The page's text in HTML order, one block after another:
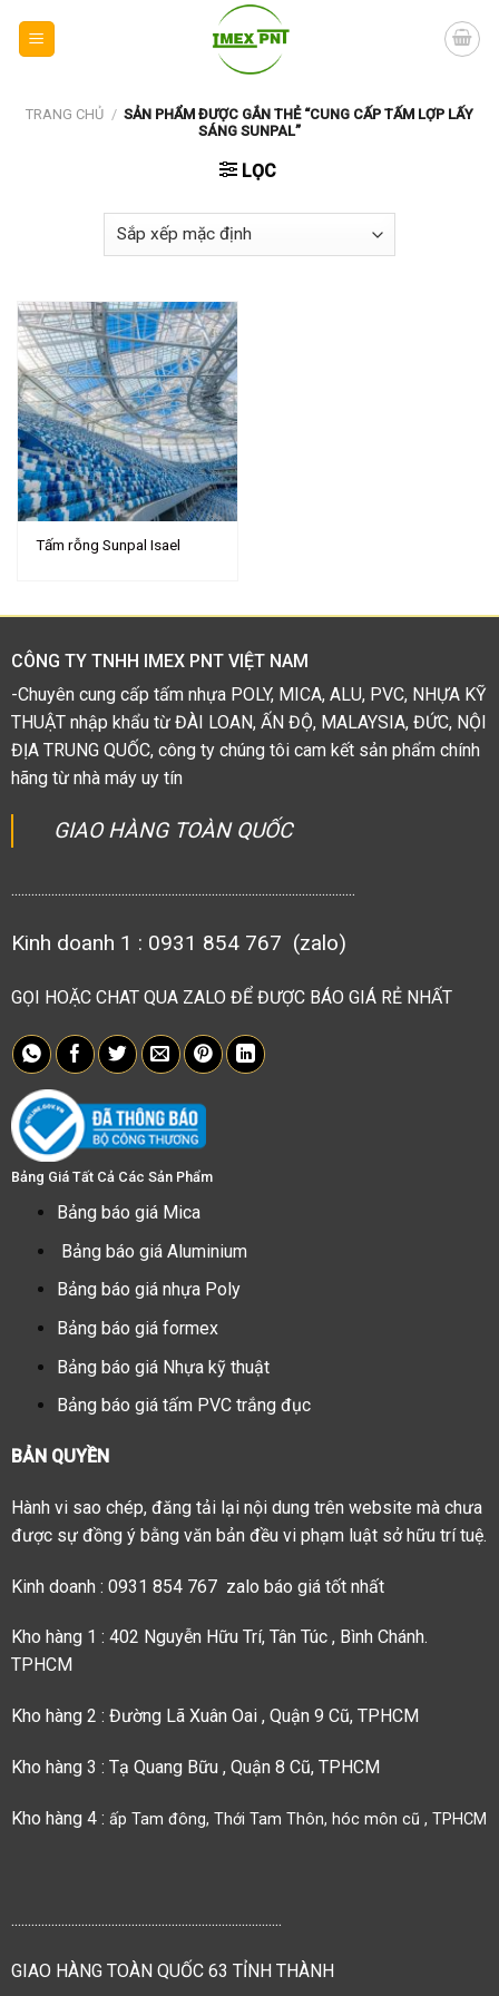
TRANG CHỦ / SẢN PHẨM ĐƯỢC GẮN THẺ “CUNG CẤP TẤM LỢP LẤY
SÁNG SUNPAL”
LỌC
Tấm rỗng Sunpal Isael
CÔNG TY TNHH IMEX PNT VIỆT NAM
-Chuyên cung cấp tấm nhựa POLY, MICA, ALU, PVC, NHỰA KỸ
THUẬT nhập khẩu từ ĐÀI LOAN, ẤN ĐỘ, MALAYSIA, ĐỨC, NỘI
ĐỊA TRUNG QUỐC, công ty chúng tôi cam kết sản phẩm chính
hãng từ nhà máy uy tín
GIAO HÀNG TOÀN QUỐC
.......................................................................................................
Kinh doanh 1 : 0931 854 767 (zalo)
GỌI HOẶC CHAT QUA ZALO ĐỂ ĐƯỢC BÁO GIÁ RẺ NHẤT
Bảng Giá Tất Cả Các Sản Phẩm
Bảng báo giá Mica
Bảng báo giá Aluminium
Bảng báo giá nhựa Poly
Bảng báo giá formex
Bảng báo giá Nhựa kỹ thuật
Bảng báo giá tấm PVC trắng đục
BẢN QUYỀN
Hành vi sao chép, đăng tải lại nội dung trên website mà chưa
được sự đồng ý bằng văn bản đều vi phạm luật sở hữu trí tuệ.
Kinh doanh : 0931 854 767 zalo báo giá tốt nhất
Kho hàng 1 : 402 Nguyễn Hữu Trí, Tân Túc , Bình Chánh.
TPHCM
Kho hàng 2 : Đường Lã Xuân Oai , Quận 9 Cũ, TPHCM
Kho hàng 3 : Tạ Quang Bữu , Quận 8 Cũ, TPHCM
Kho hàng 4 : ấp Tam đông, Thới Tam Thôn, hóc môn cũ , TPHCM
.................................................................................
GIAO HÀNG TOÀN QUỐC 63 TỈNH THÀNH